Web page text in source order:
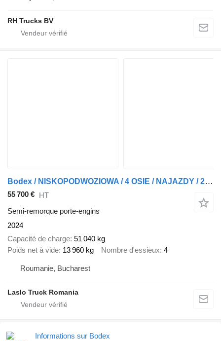
RH Trucks BV
Bodex / NISKOPODWOZIOWA / 4 OSIE / NAJAZDY / 2 X OŚ SKRĘTNA / DMC 65 0
55 700 € HT
Semi-remorque porte-engins
2024
Capacité de charge 51 040 kg
Poids net à vide 13 960 kg Nombre d'essieux 4
Roumanie, Bucharest
Laslo Truck Romania
Informations sur Bodex